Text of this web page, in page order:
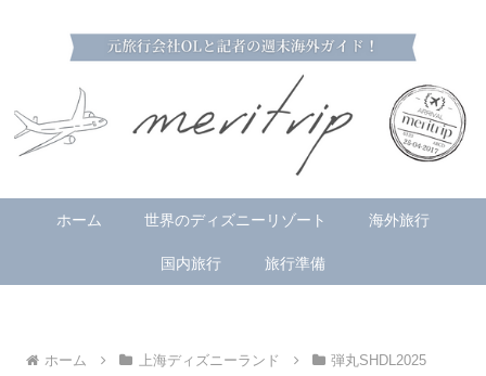
ホーム 世界のディズニーリゾート 海外旅行
国内旅行 旅行準備
ホーム 上海ディズニーランド 弾丸SHDL2025